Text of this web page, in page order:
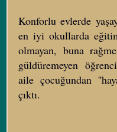
Konforlu evlerde
en iyi okullarda
olmayan, buna
güldüremeyen
aile çocuğundan
çıktı.